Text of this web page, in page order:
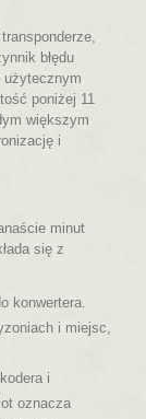
błędu
użytecznym
poniżej 11
większym
i
minut
się z
konwertera.
i miejsc,
i
oznacza